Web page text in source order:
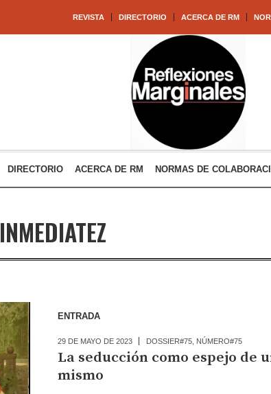
REVISTA DIRECTORIO ACERCA DE RM
DIRECTORIO ACERCA DE RM NORMAS DE
INMEDIATEZ
ENTRADA
29 DE MAYO DE 2023 DOSSIER#75, NÚMERO#75
La seducción como espejo de
mismo